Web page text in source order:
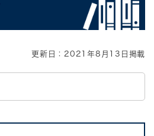
更新日：2021年8月13日掲載